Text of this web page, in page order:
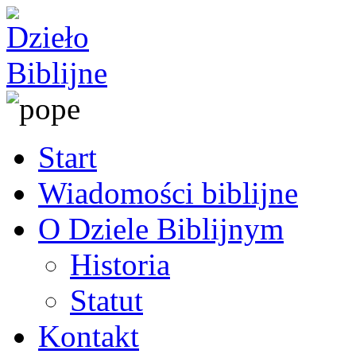
Start
Wiadomości biblijne
O Dziele Biblijnym
Historia
Statut
Kontakt